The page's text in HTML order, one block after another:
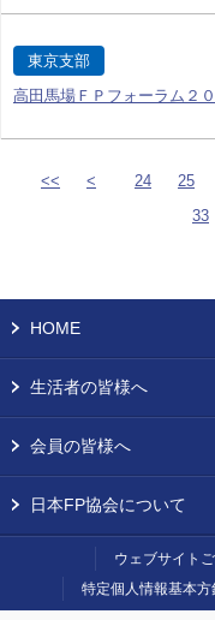
東京支部
高田馬場ＦＰフォーラム２
<< < 24 25
33
HOME
生活者の皆様へ
会員の皆様へ
日本FP協会について
ウェブサイト
特定個人情報基本方